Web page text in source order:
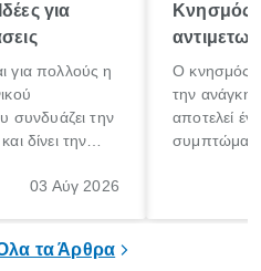
για
για πολλούς η
συνδυάζει την
δίνει την
μέρες
03 Αύγ 2026
Κνησμός:
Ο κνησμός
την ανάγκη
αποτελεί
τα Άρθρα